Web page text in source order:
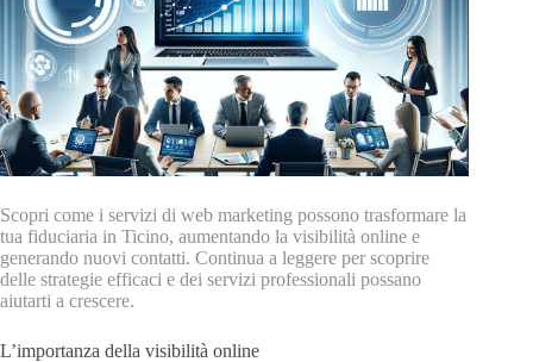
Scopri come i servizi di web marketing possono trasformare la
tua fiduciaria in Ticino, aumentando la visibilità online e
generando nuovi contatti. Continua a leggere per scoprire
delle strategie efficaci e dei servizi professionali possano
aiutarti a crescere.
L’importanza della visibilità online